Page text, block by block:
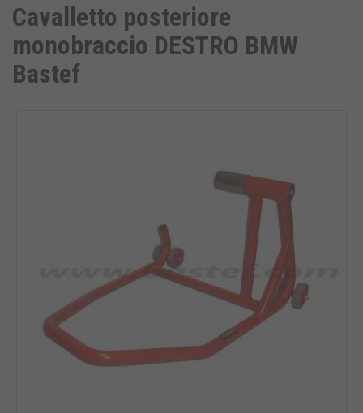
Cavalletto posteriore
monobraccio DESTRO BMW
Bastef